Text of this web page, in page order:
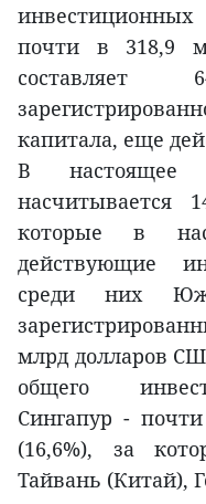
почти в 318,9
капитала, еще
В настоящее
насчитывается
которые в
действующие
среди них
млрд долларов
общего
Сингапур -
(16,6%), за
Тайвань (Китай),